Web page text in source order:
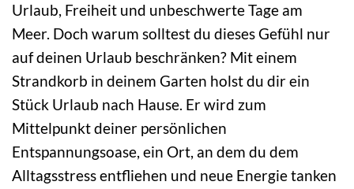
Urlaub, Freiheit und unbeschwerte Tage am
Meer. Doch warum solltest du dieses Gefühl nur
auf deinen Urlaub beschränken? Mit einem
Strandkorb in deinem Garten holst du dir ein
Stück Urlaub nach Hause. Er wird zum
Mittelpunkt deiner persönlichen
Entspannungsoase, ein Ort, an dem du dem
Alltagsstress entfliehen und neue Energie tanken